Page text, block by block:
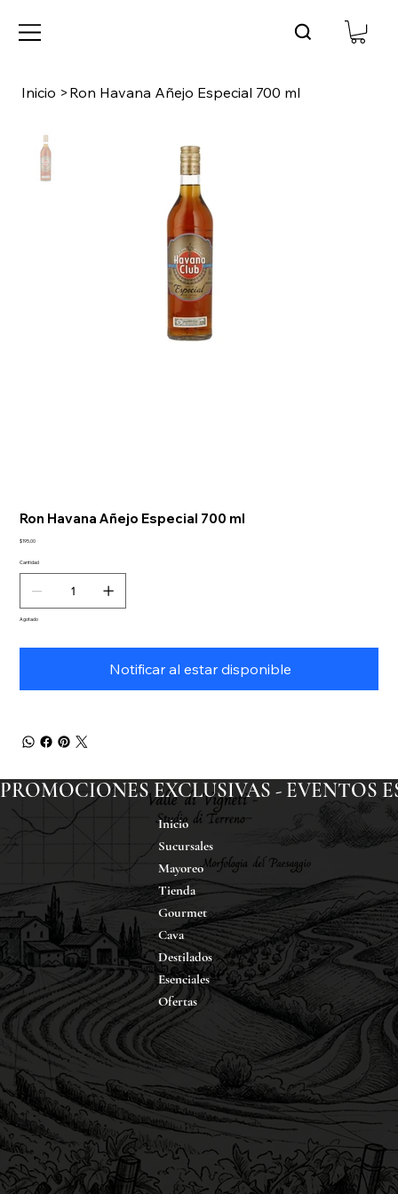
Inicio > Ron Havana Añejo Especial 700 ml
Ron Havana Añejo Especial 700 ml
Precio
$195.00
Cantidad
Agotado
Notificar al estar disponible
PROMOCIONES EXCLUSIVAS - EVENTOS
Inicio
Sucursales
Mayoreo
Tienda
Gourmet
Cava
Destilados
Esenciales
Ofertas